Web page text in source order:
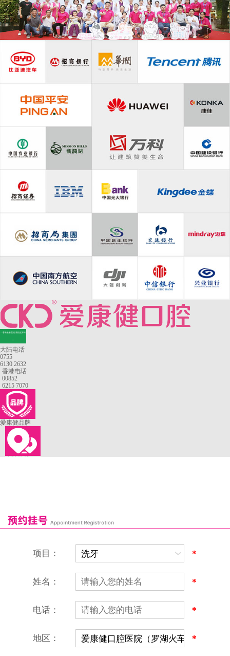
—香港长者医疗券指定牙科
大陆电话
0755
6130 2632
香港电话
00852
6215 7070
爱康健品牌
恒乐口腔诊所
富港口腔诊所
项目： *
姓名： *
电话： *
地区： *